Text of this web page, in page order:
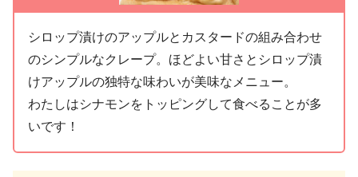
シロップ漬けのアップルとカスタードの組み合わせ
のシンプルなクレープ。ほどよい甘さとシロップ漬
けアップルの独特な味わいが美味なメニュー。
わたしはシナモンをトッピングして食べることが多
いです！